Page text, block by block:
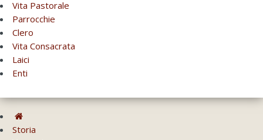
Vita Pastorale
Parrocchie
Clero
Vita Consacrata
Laici
Enti
Storia